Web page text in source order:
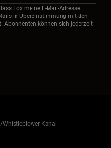
Fox meine E-Mail-Adresse
in Übereinstimmung mit den
Abonnenten können sich jederzeit
Whistleblower-Kanal